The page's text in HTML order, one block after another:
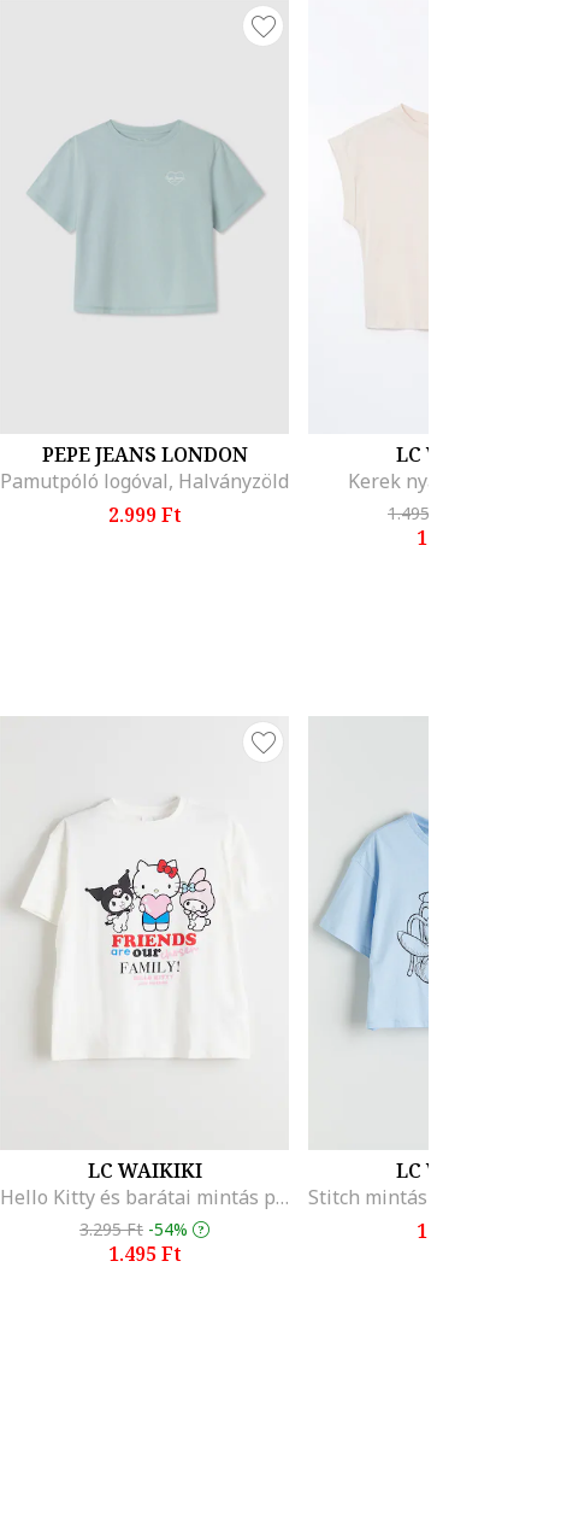
PEPE JEANS LONDON
Pamutpóló logóval, Halványzöld
2.999 Ft
LC WAIKIKI
Kerek nyakú póló, Bézs
1.495 Ft
1.295 Ft
LC WAIKIKI
Hello Kitty és barátai mintás póló, Piros/Fehér/Fekete
3.295 Ft -54%
1.495 Ft
LC WAIKIKI
1.495 Ft